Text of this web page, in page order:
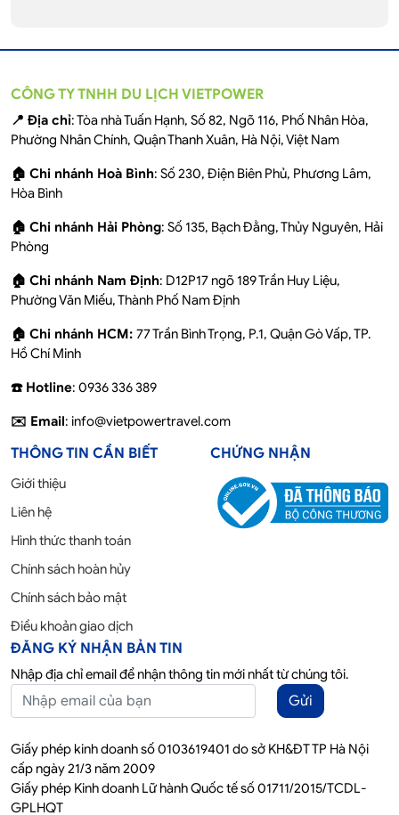
CÔNG TY TNHH DU LỊCH VIETPOWER
📍 Địa chỉ: Tòa nhà Tuấn Hạnh, Số 82, Ngõ 116, Phố Nhân Hòa,
Phường Nhân Chính, Quận Thanh Xuân, Hà Nội, Việt Nam
🏠 Chi nhánh Hoà Bình: Số 230, Điện Biên Phủ, Phương Lâm,
Hòa Bình
🏠 Chi nhánh Hải Phòng: Số 135, Bạch Đằng, Thủy Nguyên, Hải
Phòng
🏠 Chi nhánh Nam Định: D12P17 ngõ 189 Trần Huy Liệu,
Phường Văn Miếu, Thành Phố Nam Định
🏠 Chi nhánh HCM: 77 Trần Bình Trọng, P.1, Quận Gò Vấp, TP.
Hồ Chí Minh
☎️ Hotline: 0936 336 389
✉️ Email: info@vietpowertravel.com
THÔNG TIN CẦN BIẾT
Giới thiệu
Liên hệ
Hình thức thanh toán
Chính sách hoàn hủy
Chính sách bảo mật
Điều khoản giao dịch
CHỨNG NHẬN
ĐĂNG KÝ NHẬN BẢN TIN
Nhập địa chỉ email để nhận thông tin mới nhất từ chúng tôi.
Gửi
Giấy phép kinh doanh số 0103619401 do sở KH&ĐT TP Hà Nội
cấp ngày 21/3 năm 2009
Giấy phép Kinh doanh Lữ hành Quốc tế số 01711/2015/TCDL-
GPLHQT